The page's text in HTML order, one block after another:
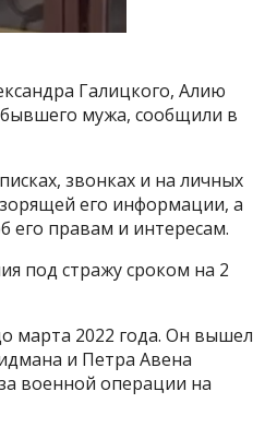
Галицкого, Алию
бывшего мужа, сообщили в
звонках и на личных
его информации, а
его правам и интересам.
под стражу сроком на 2
марта 2022 года. Он вышел
и Петра Авена
военной операции на